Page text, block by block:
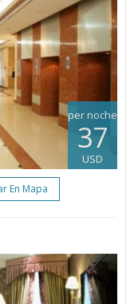
per noche
37
USD
En Mapa